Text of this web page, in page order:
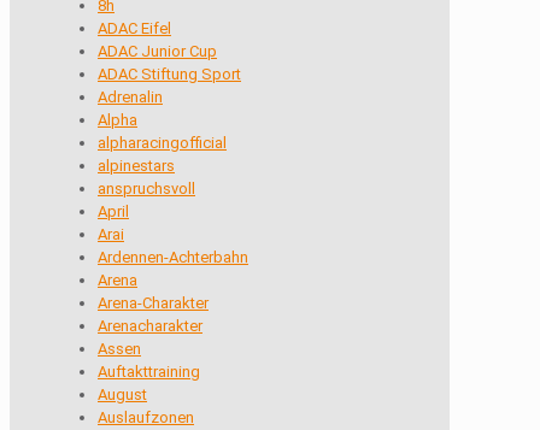
8h
ADAC Eifel
ADAC Junior Cup
ADAC Stiftung Sport
Adrenalin
Alpha
alpharacingofficial
alpinestars
anspruchsvoll
April
Arai
Ardennen-Achterbahn
Arena
Arena-Charakter
Arenacharakter
Assen
Auftakttraining
August
Auslaufzonen